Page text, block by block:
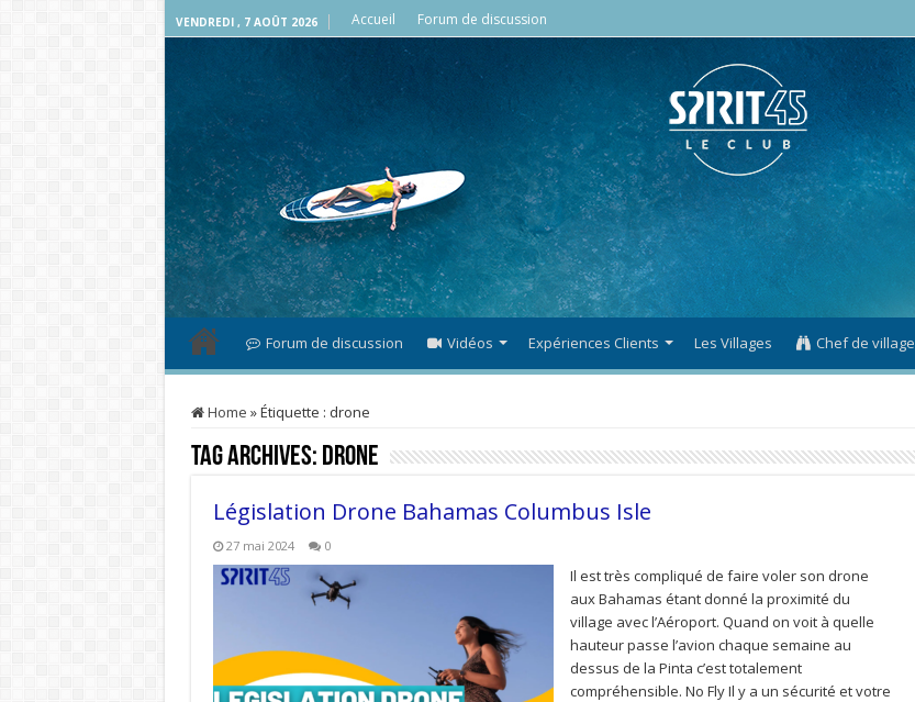
VENDREDI , 7 AOÛT 2026 Accueil Forum de discussion
Forum de discussion Vidéos Expériences Clients Les Villages Chef de village
Home »Étiquette : drone
Tag Archives: drone
Législation Drone Bahamas Columbus Isle
27 mai 2024 0
Il est très compliqué de faire voler son drone
aux Bahamas étant donné la proximité du
village avec l’Aéroport. Quand on voit à quelle
hauteur passe l’avion chaque semaine au
dessus de la Pinta c’est totalement
compréhensible. No Fly Il y a un sécurité et votre